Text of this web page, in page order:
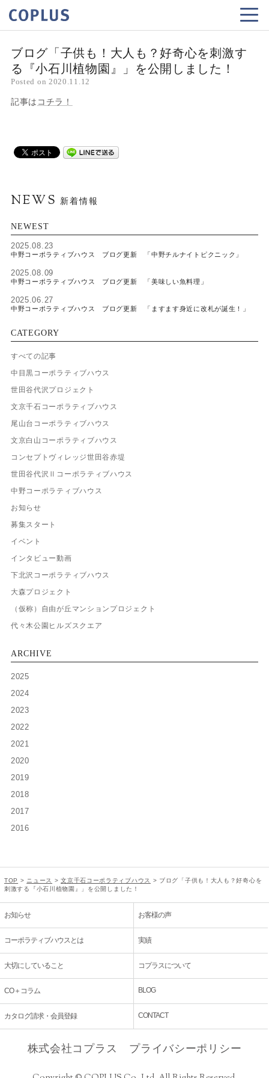
ブログ「子供も！大人も？好奇心を刺激す
る『小石川植物園』」を公開しました！
Posted on 2020.11.12
記事は コチラ！
NEWS 新着情報
NEWEST
2025.08.23
中野コーポラティブハウス ブログ更新 「中野チルナイトピクニック」
2025.08.09
中野コーポラティブハウス ブログ更新 「美味しい魚料理」
2025.06.27
中野コーポラティブハウス ブログ更新 「ますます身近に改札が誕生！」
CATEGORY
すべての記事
中目黒コーポラティブハウス
世田谷代沢プロジェクト
文京千石コーポラティブハウス
尾山台コーポラティブハウス
文京白山コーポラティブハウス
コンセプトヴィレッジ世田谷赤堤
世田谷代沢Ⅱコーポラティブハウス
中野コーポラティブハウス
お知らせ
募集スタート
イベント
インタビュー動画
下北沢コーポラティブハウス
大森プロジェクト
（仮称）自由が丘マンションプロジェクト
代々木公園ヒルズスクエア
ARCHIVE
2025
2024
2023
2022
2021
2020
2019
2018
2017
2016
TOP > ニュース >文京千石コーポラティブハウス > ブログ「子供も！大人も？好奇心を
刺激する『小石川植物園』」を公開しました！
お知らせ お客様の声
コーポラティブハウスとは 実績
大切にしていること コプラスについて
CO＋コラム BLOG
カタログ請求・会員登録 CONTACT
株式会社コプラス プライバシーポリシー